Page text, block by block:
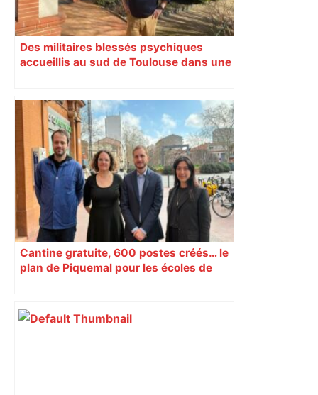
Des militaires blessés psychiques
accueillis au sud de Toulouse dans une
Cantine gratuite, 600 postes créés… le
plan de Piquemal pour les écoles de